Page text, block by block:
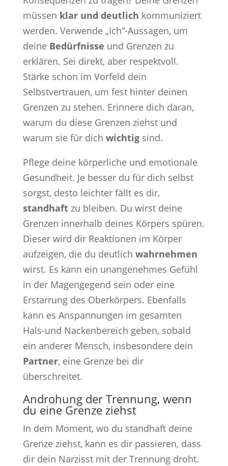
müssen klar und deutlich kommuniziert
werden. Verwende „Ich“-Aussagen, um
deine Bedürfnisse und Grenzen zu
erklären. Sei direkt, aber respektvoll.
Stärke schon im Vorfeld dein
Selbstvertrauen, um fest hinter deinen
Grenzen zu stehen. Erinnere dich daran,
warum du diese Grenzen ziehst und
warum sie für dich wichtigsind.
Pflege deine körperliche und emotionale
Gesundheit. Je besser du für dich selbst
sorgst, desto leichter fällt es dir,
standhaftzu bleiben. Du wirst deine
Grenzen innerhalb deines Körpers spüren.
Dieser wird dir Reaktionen im Körper
aufzeigen, die du deutlich wahrnehmen
wirst. Es kann ein unangenehmes Gefühl
in der Magengegend sein oder eine
Erstarrung des Oberkörpers. Ebenfalls
kann es Anspannungen im gesamten
Hals-und Nackenbereich geben, sobald
ein anderer Mensch, insbesondere dein
Partner, eine Grenze bei dir
überschreitet.
Androhung der Trennung, wenn
du eine Grenze ziehst
In dem Moment, wo du standhaft deine
Grenze ziehst, kann es dir passieren, dass
dir dein Narzisst mit der Trennung droht.